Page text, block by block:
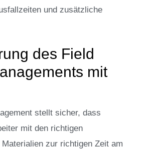
und zusätzliche
des Field
mit
stellt sicher, dass
mit den richtigen
Materialien zur richtigen Zeit am